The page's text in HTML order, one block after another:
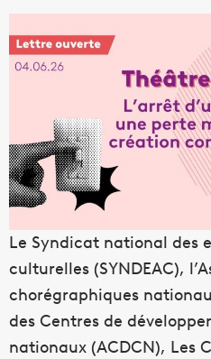
Le Syndicat national des
culturelles (SYNDEAC),
chorégraphiques
des Centres de
nationaux (ACDCN), Les